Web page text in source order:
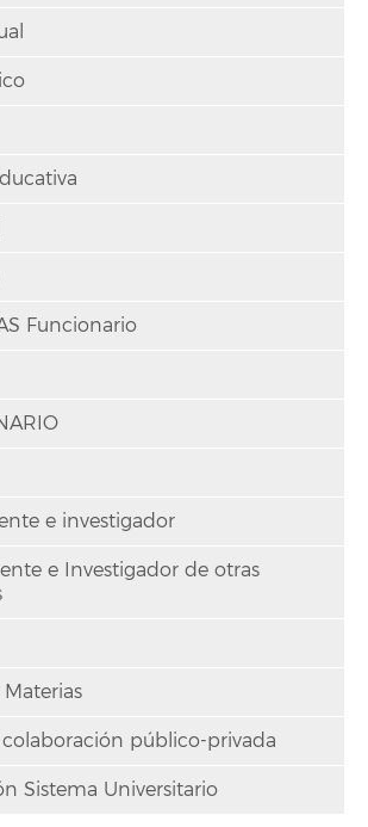
Funcionario
e investigador
e Investigador de otras
público-privada
Sistema Universitario